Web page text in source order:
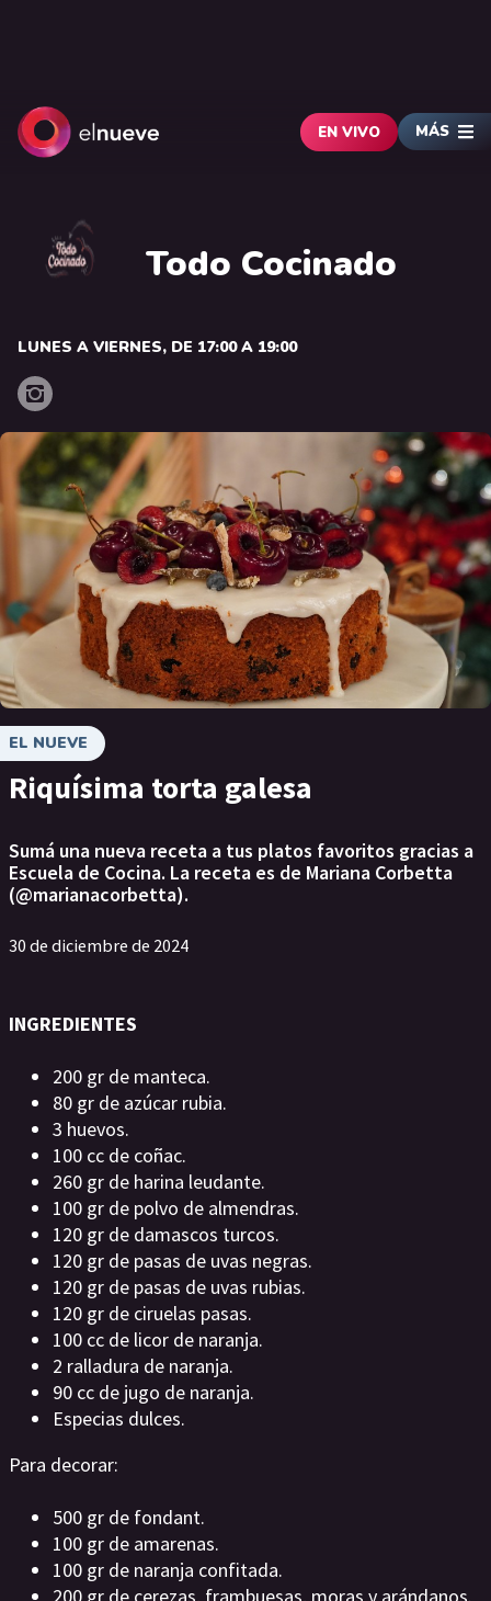
EN VIVO MÁS
Todo Cocinado
LUNES A VIERNES, DE 17:00 A 19:00
EL NUEVE
Riquísima torta galesa
Sumá una nueva receta a tus platos favoritos gracias a
Escuela de Cocina. La receta es de Mariana Corbetta
(@marianacorbetta).
30 de diciembre de 2024
INGREDIENTES
200 gr de manteca.
80 gr de azúcar rubia.
3 huevos.
100 cc de coñac.
260 gr de harina leudante.
100 gr de polvo de almendras.
120 gr de damascos turcos.
120 gr de pasas de uvas negras.
120 gr de pasas de uvas rubias.
120 gr de ciruelas pasas.
100 cc de licor de naranja.
2 ralladura de naranja.
90 cc de jugo de naranja.
Especias dulces.
Para decorar:
500 gr de fondant.
100 gr de amarenas.
100 gr de naranja confitada.